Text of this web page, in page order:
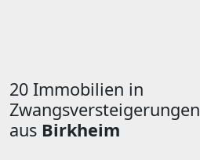
20 Immobilien in
Zwangsversteigerungen
aus Birkheim